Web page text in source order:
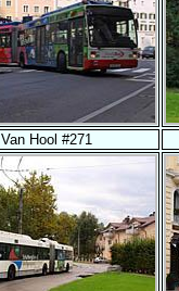
Van Hool #271